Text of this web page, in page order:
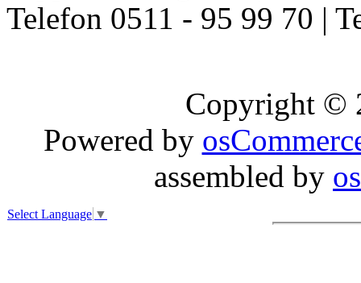
Telefon 0511 - 95 99 70 |
Copyright ©
Powered by
assembled by
Select Language ▼